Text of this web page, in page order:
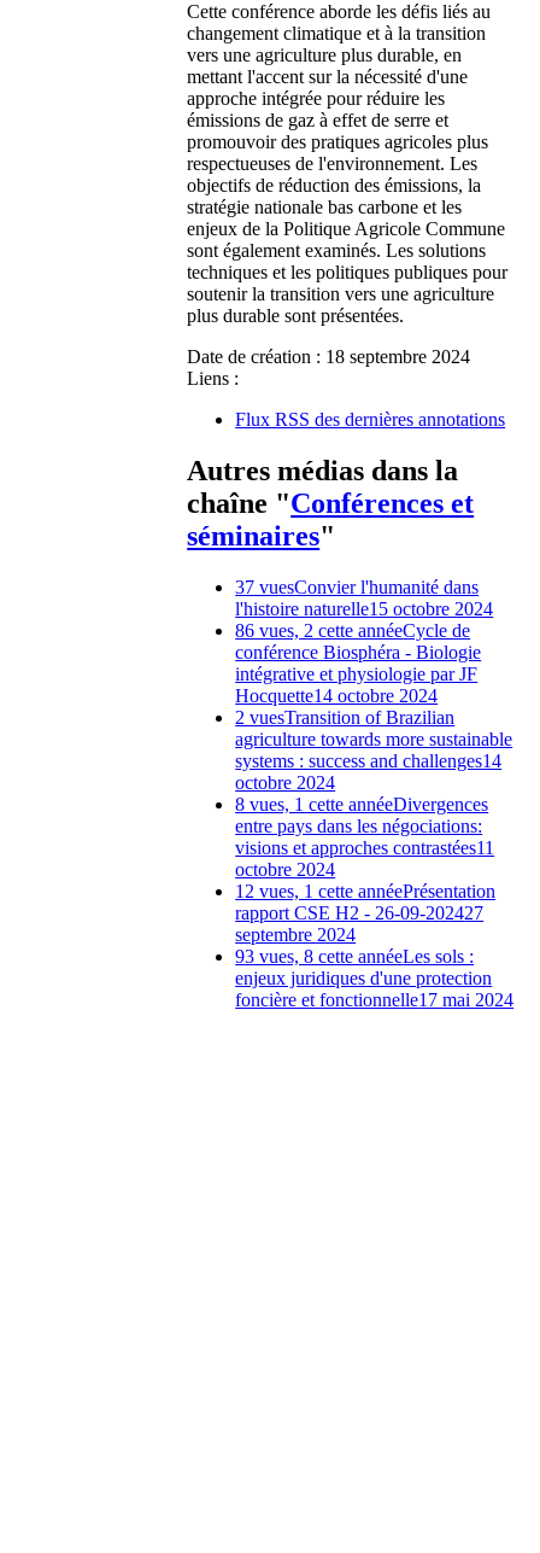
Cette conférence aborde les défis liés au
changement climatique et à la transition
vers une agriculture plus durable, en
mettant l'accent sur la nécessité d'une
approche intégrée pour réduire les
émissions de gaz à effet de serre et
promouvoir des pratiques agricoles plus
respectueuses de l'environnement. Les
objectifs de réduction des émissions, la
stratégie nationale bas carbone et les
enjeux de la Politique Agricole Commune
sont également examinés. Les solutions
techniques et les politiques publiques pour
soutenir la transition vers une agriculture
plus durable sont présentées.
Date de création : 18 septembre 2024
Liens :
Flux RSS des dernières annotations
Autres médias dans la
chaîne "Conférences et
séminaires"
37 vuesConvier l'humanité dans
l'histoire naturelle15 octobre 2024
86 vues, 2 cette annéeCycle de
conférence Biosphéra - Biologie
intégrative et physiologie par JF
Hocquette14 octobre 2024
2 vuesTransition of Brazilian
agriculture towards more sustainable
systems : success and challenges14
octobre 2024
8 vues, 1 cette annéeDivergences
entre pays dans les négociations:
visions et approches contrastées11
octobre 2024
12 vues, 1 cette annéePrésentation
rapport CSE H2 - 26-09-202427
septembre 2024
93 vues, 8 cette annéeLes sols :
enjeux juridiques d'une protection
foncière et fonctionnelle17 mai 2024